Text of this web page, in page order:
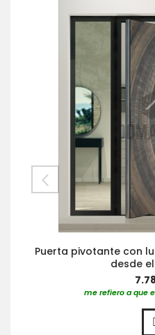
Puerta pivotante con
desde
me refiero a que